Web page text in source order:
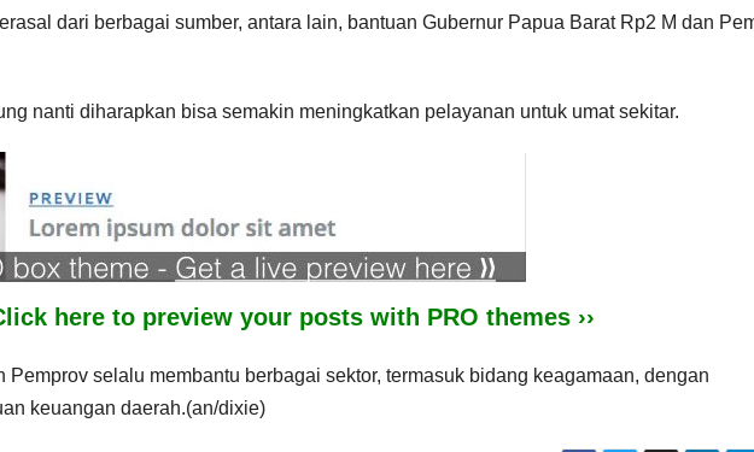
dari berbagai sumber, antara lain, bantuan Gubernur Papua Barat Rp2 M dan
nanti diharapkan bisa semakin meningkatkan pelayanan untuk umat sekitar.
here to preview your posts with PRO themes ››
Pemprov selalu membantu berbagai sektor, termasuk bidang keagamaan, dengan
keuangan daerah.(an/dixie)